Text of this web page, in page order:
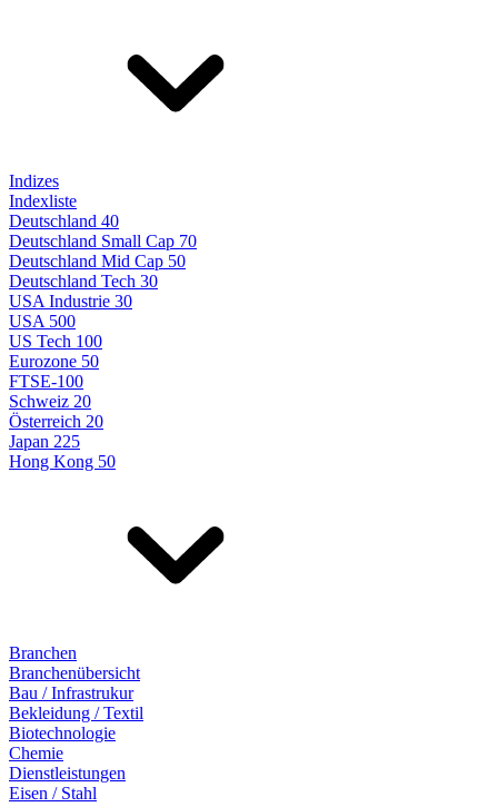
Indizes
Indexliste
Deutschland 40
Deutschland Small Cap 70
Deutschland Mid Cap 50
Deutschland Tech 30
USA Industrie 30
USA 500
US Tech 100
Eurozone 50
FTSE-100
Schweiz 20
Österreich 20
Japan 225
Hong Kong 50
Branchen
Branchenübersicht
Bau / Infrastrukur
Bekleidung / Textil
Biotechnologie
Chemie
Dienstleistungen
Eisen / Stahl